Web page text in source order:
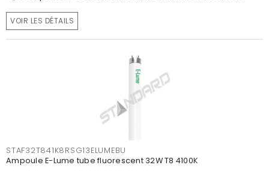
VOIR LES DÉTAILS
STAF32T841K8RSG13ELUMEBU
Ampoule E-Lume tube fluorescent 32W T8 4100K